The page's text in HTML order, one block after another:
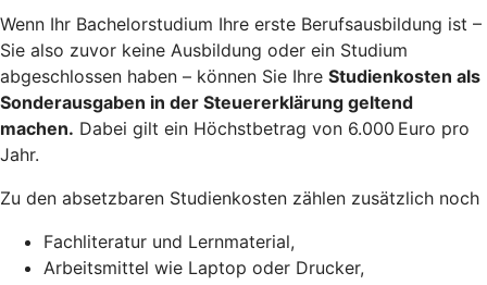
Wenn Ihr Bachelorstudium Ihre erste Berufsausbildung ist –
Sie also zuvor keine Ausbildung oder ein Studium
abgeschlossen haben – können Sie Ihre Studienkosten als
Sonderausgaben in der Steuererklärung geltend
machen. Dabei gilt ein Höchstbetrag von 6.000 Euro pro
Jahr.
Zu den absetzbaren Studienkosten zählen zusätzlich noch
Fachliteratur und Lernmaterial,
Arbeitsmittel wie Laptop oder Drucker,